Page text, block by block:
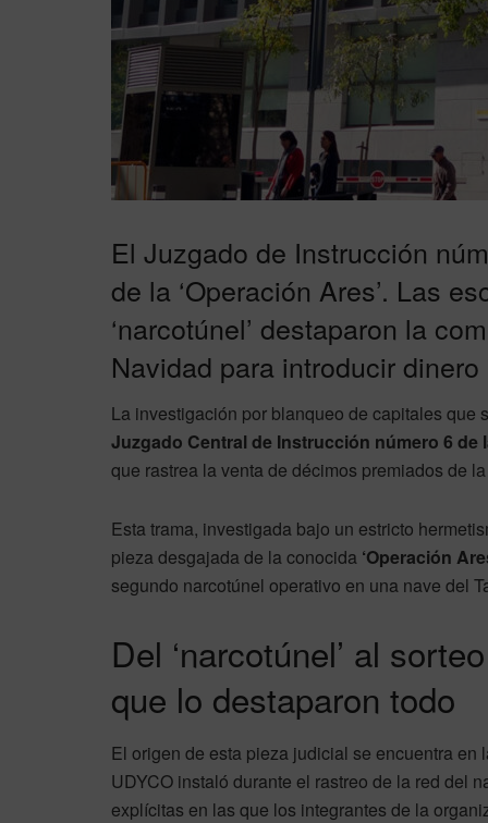
El Juzgado de Instrucción
de la ‘Operación Ares’. Las
‘narcotúnel’ destaparon la
Navidad para introducir
La investigación por blanqueo de capitales que
Juzgado Central de Instrucción número 6 de
que rastrea la venta de décimos premiados de
Esta trama, investigada bajo un estricto
pieza desgajada de la conocida ‘Operación
segundo narcotúnel operativo en una nave del
Del ‘narcotúnel’ al
que lo destaparon todo
El origen de esta pieza judicial se encuentra en
UDYCO instaló durante el rastreo de la red del
explícitas en las que los integrantes de la